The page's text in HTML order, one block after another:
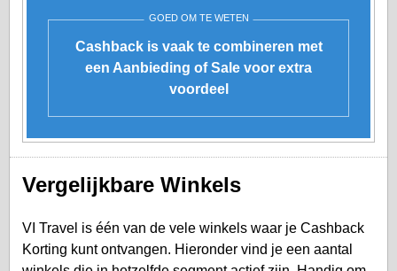
GOED OM TE WETEN
Cashback is vaak te combineren met
een Aanbieding of Sale voor extra
voordeel
Vergelijkbare Winkels
VI Travel is één van de vele winkels waar je Cashback
Korting kunt ontvangen. Hieronder vind je een aantal